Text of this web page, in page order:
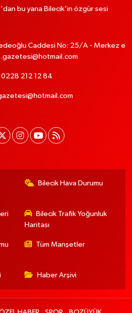
bu yana Bilecik'in özgür sesi
Caddesi No: 25/A - Merkez e
0228 212 12 84
Bilecik Hava Durumu
Bilecik Trafik Yoğunluk
Haritası
Tüm Manşetler
Haber Arşivi